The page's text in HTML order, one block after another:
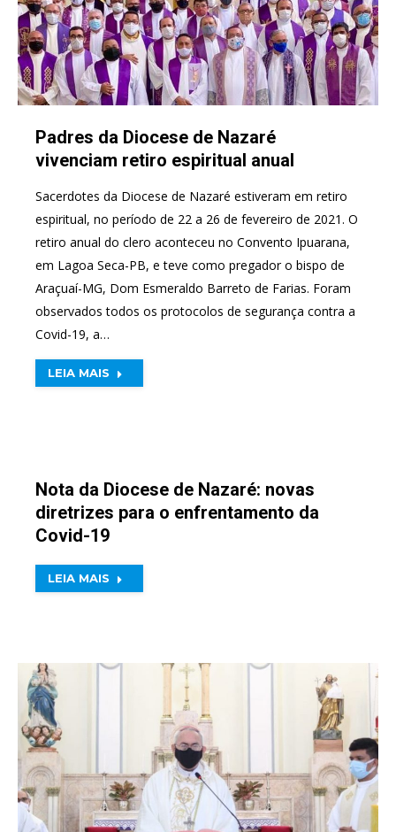
Padres da Diocese de Nazaré
vivenciam retiro espiritual anual
Sacerdotes da Diocese de Nazaré estiveram em retiro
espiritual, no período de 22 a 26 de fevereiro de 2021. O
retiro anual do clero aconteceu no Convento Ipuarana,
em Lagoa Seca-PB, e teve como pregador o bispo de
Araçuaí-MG, Dom Esmeraldo Barreto de Farias. Foram
observados todos os protocolos de segurança contra a
Covid-19, a…
LEIA MAIS
Nota da Diocese de Nazaré: novas
diretrizes para o enfrentamento da
Covid-19
LEIA MAIS